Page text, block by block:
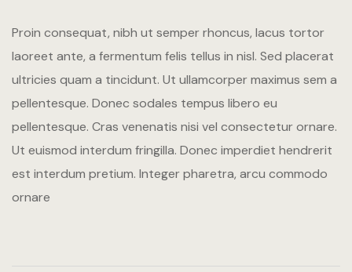
Proin consequat, nibh ut semper rhoncus, lacus tortor
laoreet ante, a fermentum felis tellus in nisl. Sed placerat
ultricies quam a tincidunt. Ut ullamcorper maximus sem a
pellentesque. Donec sodales tempus libero eu
pellentesque. Cras venenatis nisi vel consectetur ornare.
Ut euismod interdum fringilla. Donec imperdiet hendrerit
est interdum pretium. Integer pharetra, arcu commodo
ornare
English